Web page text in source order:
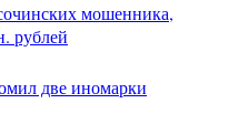
мошенника,
рублей
две иномарки